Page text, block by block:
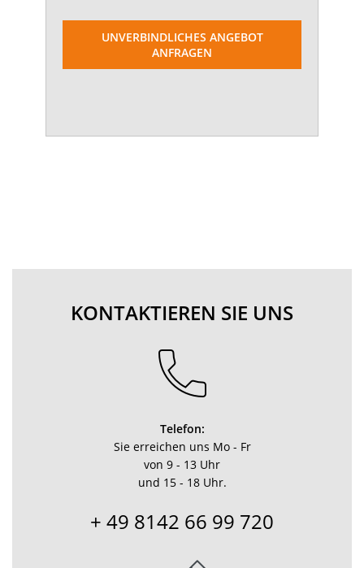
UNVERBINDLICHES ANGEBOT
ANFRAGEN
KONTAKTIEREN SIE UNS
Telefon:
Sie erreichen uns Mo - Fr
von 9 - 13 Uhr
und 15 - 18 Uhr.
+ 49 8142 66 99 720